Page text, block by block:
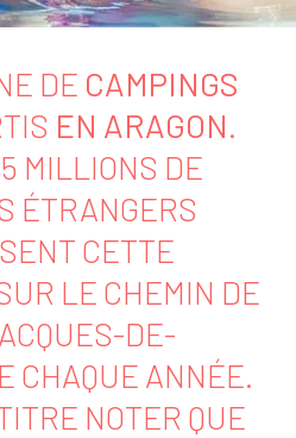
DE CAMPINGS
EN ARAGON.
MILLIONS DE
ÉTRANGERS
CETTE
LE CHEMIN DE
DE-
CHAQUE ANNÉE.
NOTER QUE